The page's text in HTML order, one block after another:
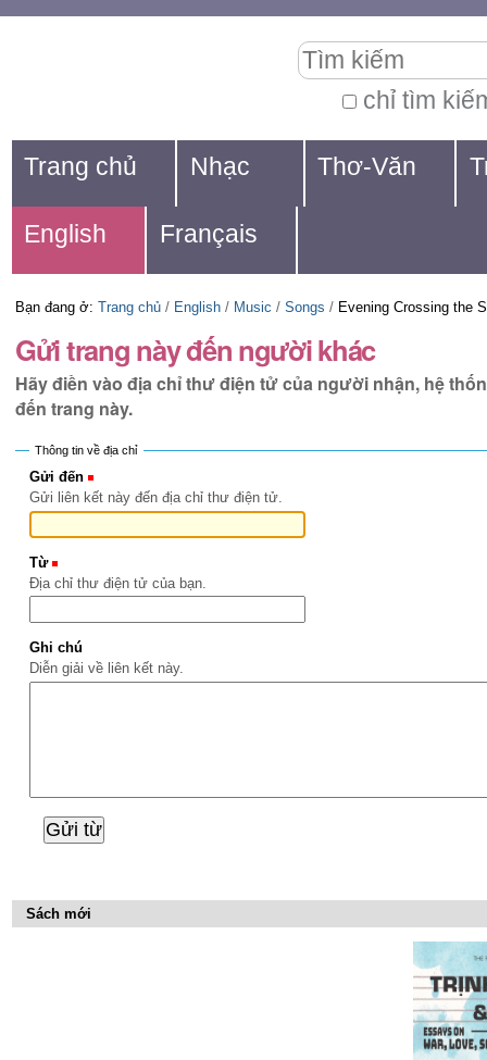
dung.
Chuyển
đến
mục
định
hướng
cá
nhân
chỉ tìm
kiếm
cao...
Navigation
Trang chủ Nhạc Thơ-Văn
English Français
Bạn đang ở: Trang chủ / English / Music / Songs / Evening Crossing the
Gửi trang này đến người khác
Hãy điền vào địa chỉ thư điện tử của người nhận, hệ
đến trang này.
Thông tin về địa chỉ
Gửi đến
Gửi liên kết này đến địa chỉ thư điện tử.
Từ
Địa chỉ thư điện tử của bạn.
Ghi chú
Diễn giải về liên kết này.
Sách mới